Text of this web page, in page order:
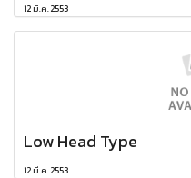
12 มี.ค. 2553
Low Head Type
12 มี.ค. 2553